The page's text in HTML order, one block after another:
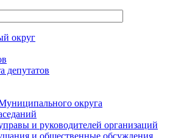
округ
депутатов
округа
и руководителей организаций
и общественные обсуждения